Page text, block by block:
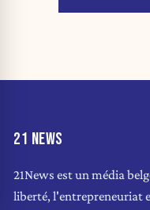
21 NEWS
21News est un média
liberté, l'entrepreneuriat